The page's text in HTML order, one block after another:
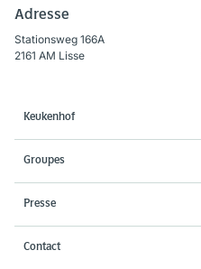
Adresse
Stationsweg 166A
2161 AM Lisse
Keukenhof
Groupes
Presse
Contact